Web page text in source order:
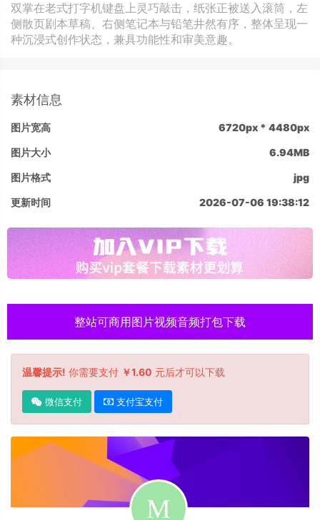
双掌在老式打字机键盘上灵巧敲击，纸张正被送入滚筒，左
侧散页剧本草稿、右侧笔记本与铅笔井然有序，整体呈现一
种沉浸式创作状态，兼具功能性和审美意趣。
素材信息
图片宽高 6720px * 4480px
图片大小 6.94MB
图片格式 jpg
更新时间 2026-07-06 19:38:12
整站可商用图片视频音频打包下载
温馨提示! 你需要支付 ￥1.60 元后才可以下载
微信支付 支付宝支付